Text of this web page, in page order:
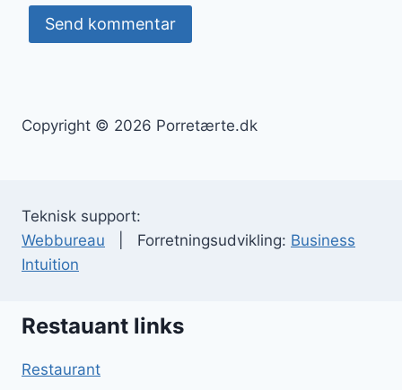
Copyright © 2026 Porretærte.dk
Teknisk support:
Webbureau | Forretningsudvikling: Business
Intuition
Restauant links
Restaurant